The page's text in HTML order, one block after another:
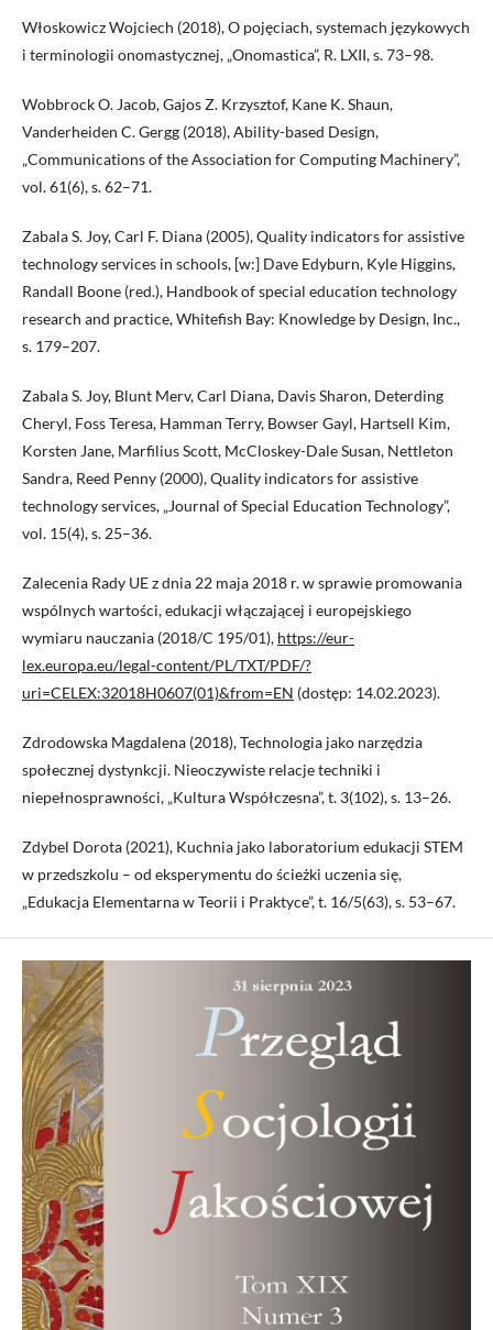
Włoskowicz Wojciech (2018), O pojęciach, systemach językowych
i terminologii onomastycznej, „Onomastica”, R. LXII, s. 73–98.
Wobbrock O. Jacob, Gajos Z. Krzysztof, Kane K. Shaun,
Vanderheiden C. Gergg (2018), Ability-based Design,
„Communications of the Association for Computing Machinery”,
vol. 61(6), s. 62–71.
Zabala S. Joy, Carl F. Diana (2005), Quality indicators for assistive
technology services in schools, [w:] Dave Edyburn, Kyle Higgins,
Randall Boone (red.), Handbook of special education technology
research and practice, Whitefish Bay: Knowledge by Design, Inc.,
s. 179–207.
Zabala S. Joy, Blunt Merv, Carl Diana, Davis Sharon, Deterding
Cheryl, Foss Teresa, Hamman Terry, Bowser Gayl, Hartsell Kim,
Korsten Jane, Marfilius Scott, McCloskey-Dale Susan, Nettleton
Sandra, Reed Penny (2000), Quality indicators for assistive
technology services, „Journal of Special Education Technology”,
vol. 15(4), s. 25–36.
Zalecenia Rady UE z dnia 22 maja 2018 r. w sprawie promowania
wspólnych wartości, edukacji włączającej i europejskiego
wymiaru nauczania (2018/C 195/01), https://eur-
lex.europa.eu/legal-content/PL/TXT/PDF/?
uri=CELEX:32018H0607(01)&from=EN (dostęp: 14.02.2023).
Zdrodowska Magdalena (2018), Technologia jako narzędzia
społecznej dystynkcji. Nieoczywiste relacje techniki i
niepełnosprawności, „Kultura Współczesna”, t. 3(102), s. 13–26.
Zdybel Dorota (2021), Kuchnia jako laboratorium edukacji STEM
w przedszkolu – od eksperymentu do ścieżki uczenia się,
„Edukacja Elementarna w Teorii i Praktyce”, t. 16/5(63), s. 53–67.